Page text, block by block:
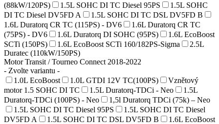
(88kW/120PS)
1.5L SOHC DI TC Diesel 95PS
1.5L SOHC
DI TC Diesel DV5FD A
1.5L SOHC DI TC DSL DV5FD B
1.6L Duratorq CR TC (115PS) - DV6
1.6L Duratorq CR TC
(75PS) - DV6
1.6L Duratorq DI SOHC (95PS)
1.6L EcoBoost
SCTi (150PS)
1.6L EcoBoost SCTi 160/182PS-Sigma
2.5L
Duratec (110kW/150PS)
Motor Transit / Tourneo Connect 2018-2022
- Zvolte variantu -
1.0L EcoBoost
1.0L GTDI 12V TC(100PS)
Vznětový
motor 1.5 SOHC DI TC
1.5L Duratorq-TDCi - Neo
1.5L
Duratorq-TDCi (100PS) - Neo
1,5l Duratorq TDCi (75k) – Neo
1.5L SOHC DI TC Diesel 95PS
1.5L SOHC DI TC Diesel
DV5FD A
1.5L SOHC DI TC DSL DV5FD B
1.6L EcoBoost